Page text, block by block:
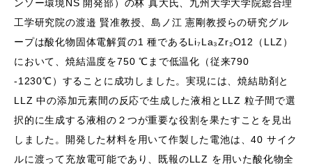
ンソー環境NS 開発部）の林 真⼤⽒、九州⼤学⼤学院総合理
⼯学研究院の渡邉 賢准教授、島ノ江 憲剛教授らの研究グル
ープは酸化物固体電解質の1 種であるLi₇La₃Zr₂O12（LLZ）
において、焼結温度を750 ℃まで低温化（従来790
-1230℃）することに成功しました。実現には、焼結助剤と
LLZ 中の添加元素間の反応で⽣成した液相とLLZ 粒⼦間で選
択的に⽣成する液相の２つが重要な役割を果たすことを⾒出
しました。開発した材料を⽤いて作製した電池は、40 サイク
ルに渡って充放電可能であり、既報のLLZ を⽤いた酸化物全